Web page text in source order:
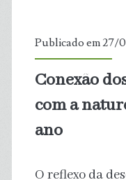
Publicado em 27/
Conexão
com a
ano
O reflexo da